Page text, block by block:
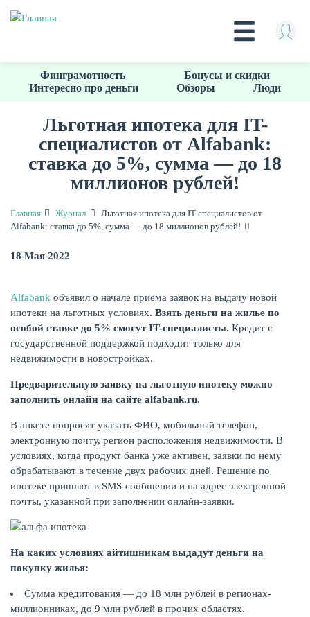
основному
КРЕДИТЫ
КАРТЫ
Финграмотность
Бонусы и скидки
Интересно про деньги
Обзоры Люди
Льготная ипотека для IT-
специалистов от Alfabank:
ставка до 5%, сумма — до 18
миллионов рублей!
Главная Журнал
Льготная ипотека для IT-специалистов от
Alfabank: ставка до 5%, сумма — до 18 миллионов рублей!
18 Мая 2022
Alfabank объявил о начале приема заявок на выдачу новой
ипотеки на льготных условиях. Взять деньги на жилье по
особой ставке до 5% смогут IT-специалисты. Кредит с
государственной поддержкой подходит только для
недвижимости в новостройках.
Предварительную заявку на льготную ипотеку можно
заполнить онлайн на сайте alfabank.ru.
В анкете попросят указать ФИО, мобильный телефон,
электронную почту, регион расположения недвижимости. В
условиях, когда продукт банка уже активен, заявки по нему
обрабатывают в течение двух рабочих дней. Решение по
ипотеке пришлют в SMS-сообщении и на адрес электронной
почты, указанной при заполнении онлайн-заявки.
На каких условиях айтишникам выдадут деньги на
покупку жилья:
Сумма кредитования — до 18 млн рублей в регионах-
миллионниках, до 9 млн рублей в прочих областях.